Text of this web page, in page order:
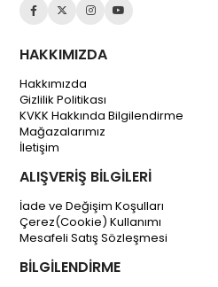
HAKKIMIZDA
Hakkımızda
Gizlilik Politikası
KVKK Hakkında Bilgilendirme
Mağazalarımız
İletişim
ALIŞVERİŞ BİLGİLERİ
İade ve Değişim Koşulları
Çerez(Cookie) Kullanımı
Mesafeli Satış Sözleşmesi
BİLGİLENDİRME